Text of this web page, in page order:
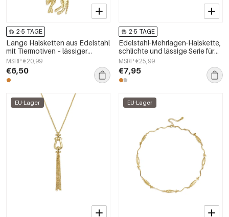
2-5 TAGE
Lange Halsketten aus Edelstahl
mit Tiermotiven – lässiger
Alltagsschmuck für Damen
MSRP €20,99
€6,50
2-5 TAGE
Edelstahl-Mehrlagen-Halskette,
schlichte und lässige Serie für
Damen
MSRP €25,99
€7,95
EU-Lager EU-Lager